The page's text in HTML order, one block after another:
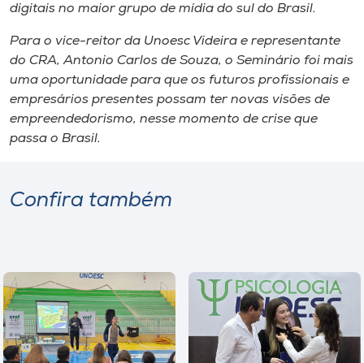
digitais​ no maior grupo de mídia do sul do Brasil.
Para o vice-reitor da Unoesc Videira e representante
do CRA​, Antonio Carlos de Souza, o ​S​eminário foi mais
uma oportunidade para que os futuros profissionais e
empresários presentes possam ter novas visões de
empreendedorismo, nesse momento de crise que
passa o Brasil.
Confira também